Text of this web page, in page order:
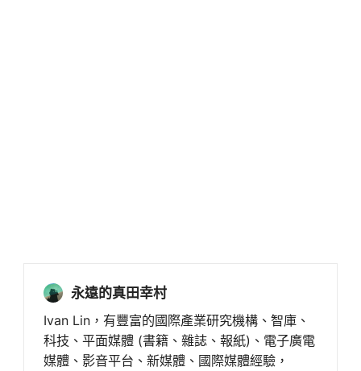
永遠的真田幸村
Ivan Lin，有豐富的國際產業研究機構、智庫、
科技、平面媒體 (書籍、雜誌、報紙)、電子廣電
媒體、影音平台、新媒體、國際媒體經驗，